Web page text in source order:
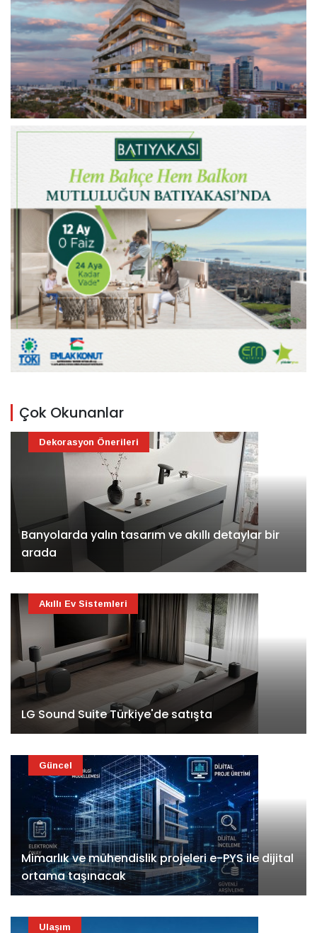
Çok Okunanlar
Banyolarda yalın tasarım ve akıllı detaylar bir
arada
Dekorasyon Önerileri
LG Sound Suite Türkiye'de satışta
Akıllı Ev Sistemleri
Mimarlık ve mühendislik projeleri e-PYS ile dijital
ortama taşınacak
Güncel
Ulaşım